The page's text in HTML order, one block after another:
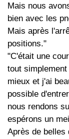
Mais nous
bien avec les
Mais après
positions."
"C'était une
tout
mieux et j'ai
possible
nous rendons
espérons un
Après de belles